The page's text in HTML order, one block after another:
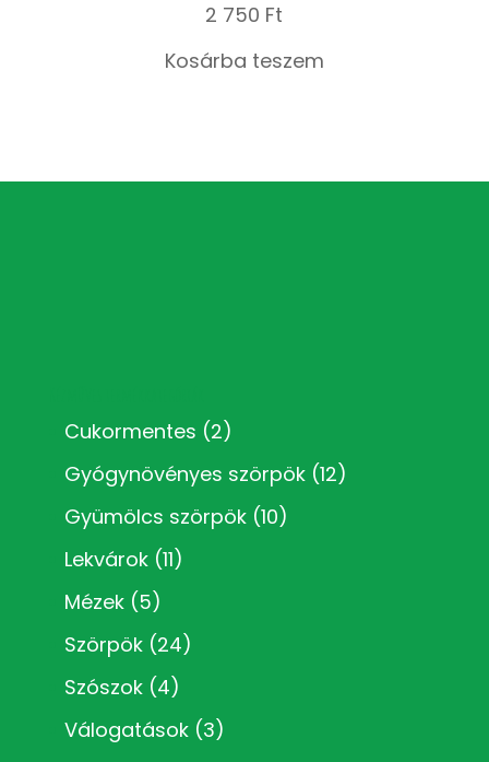
2 750 Ft
Kosárba teszem
Cukormentes (2)
Gyógynövényes szörpök (12)
Gyümölcs szörpök (10)
Lekvárok (11)
Mézek (5)
Szörpök (24)
Szószok (4)
Válogatások (3)